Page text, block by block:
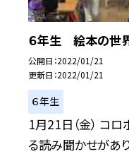
６年生 絵本の世
公開日 2022/01/21
更新日 2022/01/21
６年生
1月21日（金） コロ
る読み聞かせがあ